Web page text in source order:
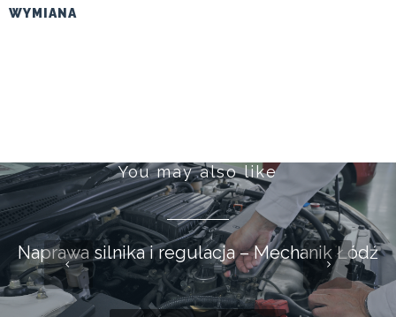
WYMIANA
You may also like
Naprawa silnika i regulacja – Mechanik Łódź